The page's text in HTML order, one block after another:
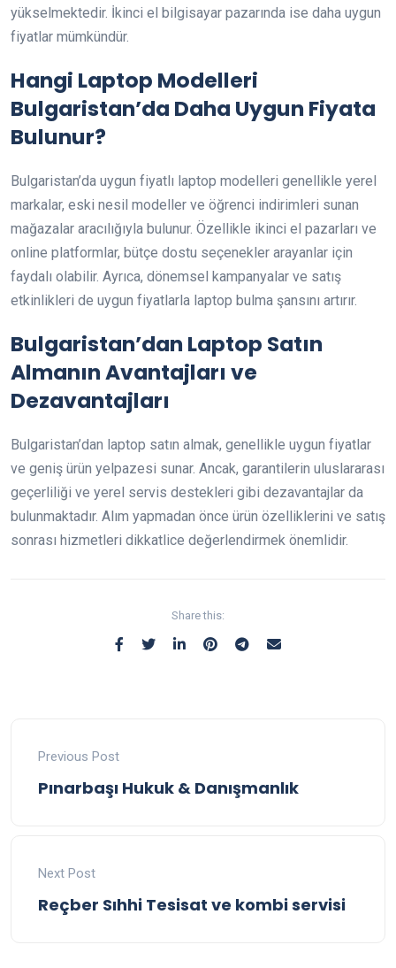
yükselmektedir. İkinci el bilgisayar pazarında ise daha uygun
fiyatlar mümkündür.
Hangi Laptop Modelleri
Bulgaristan’da Daha Uygun Fiyata
Bulunur?
Bulgaristan’da uygun fiyatlı laptop modelleri genellikle yerel
markalar, eski nesil modeller ve öğrenci indirimleri sunan
mağazalar aracılığıyla bulunur. Özellikle ikinci el pazarları ve
online platformlar, bütçe dostu seçenekler arayanlar için
faydalı olabilir. Ayrıca, dönemsel kampanyalar ve satış
etkinlikleri de uygun fiyatlarla laptop bulma şansını artırır.
Bulgaristan’dan Laptop Satın
Almanın Avantajları ve
Dezavantajları
Bulgaristan’dan laptop satın almak, genellikle uygun fiyatlar
ve geniş ürün yelpazesi sunar. Ancak, garantilerin uluslararası
geçerliliği ve yerel servis destekleri gibi dezavantajlar da
bulunmaktadır. Alım yapmadan önce ürün özelliklerini ve satış
sonrası hizmetleri dikkatlice değerlendirmek önemlidir.
Share this:
Previous Post
Pınarbaşı Hukuk & Danışmanlık
Next Post
Reçber Sıhhi Tesisat ve kombi servisi